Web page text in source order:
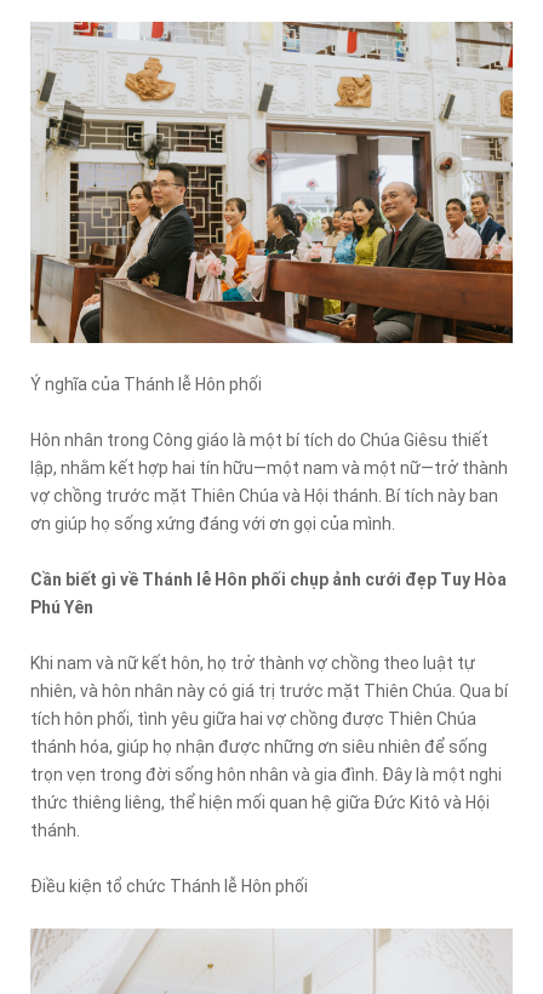
Ý nghĩa của Thánh lễ Hôn phối
Hôn nhân trong Công giáo là một bí tích do Chúa Giêsu thiết
lập, nhằm kết hợp hai tín hữu—một nam và một nữ—trở thành
vợ chồng trước mặt Thiên Chúa và Hội thánh. Bí tích này ban
ơn giúp họ sống xứng đáng với ơn gọi của mình.
Cần biết gì về Thánh lễ Hôn phối chụp ảnh cưới đẹp Tuy Hòa
Phú Yên
Khi nam và nữ kết hôn, họ trở thành vợ chồng theo luật tự
nhiên, và hôn nhân này có giá trị trước mặt Thiên Chúa. Qua bí
tích hôn phối, tình yêu giữa hai vợ chồng được Thiên Chúa
thánh hóa, giúp họ nhận được những ơn siêu nhiên để sống
trọn vẹn trong đời sống hôn nhân và gia đình. Đây là một nghi
thức thiêng liêng, thể hiện mối quan hệ giữa Đức Kitô và Hội
thánh.
Điều kiện tổ chức Thánh lễ Hôn phối